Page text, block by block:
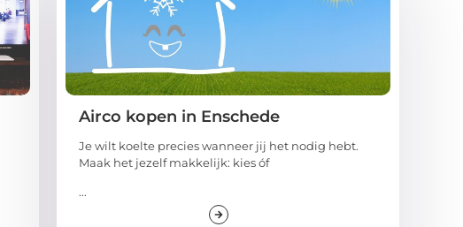
Airco kopen in Enschede
Je wilt koelte precies wanneer jij het nodig hebt.
Maak het jezelf makkelijk: kies óf
...